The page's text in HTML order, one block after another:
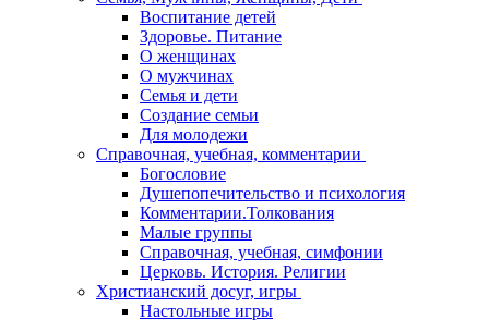
Воспитание детей
Здоровье. Питание
О женщинах
О мужчинах
Семья и дети
Создание семьи
Для молодежи
Справочная, учебная, комментарии
Богословие
Душепопечительство и психология
Комментарии.Толкования
Малые группы
Справочная, учебная, симфонии
Церковь. История. Религии
Христианский досуг, игры
Настольные игры